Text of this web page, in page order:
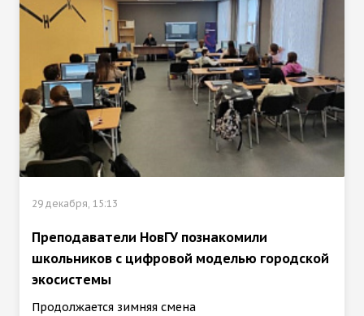
29 декабря, 15:13
Преподаватели НовГУ познакомили
школьников с цифровой моделью городской
экосистемы
Продолжается зимняя смена